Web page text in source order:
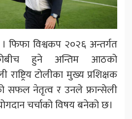
फिफा विश्वकप २०२६ अन्तर्गत
हुने अन्तिम आठको
राष्ट्रिय टोलीका मुख्य प्रशिक्षक
सफल नेतृत्व र उनले फ्रान्सेली
चर्चाको विषय बनेको छ।